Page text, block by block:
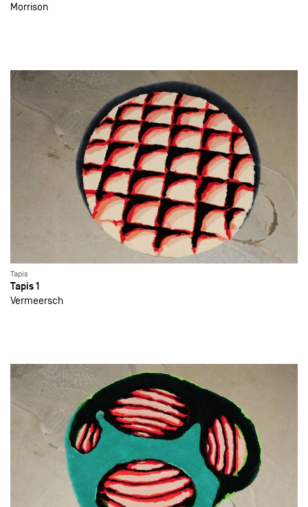
Morrison
Tapis
Tapis 1
Vermeersch